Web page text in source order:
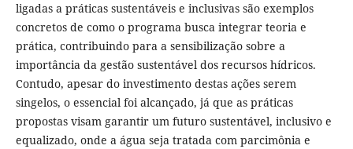
ligadas a práticas sustentáveis e inclusivas são exemplos
concretos de como o programa busca integrar teoria e
prática, contribuindo para a sensibilização sobre a
importância da gestão sustentável dos recursos hídricos.
Contudo, apesar do investimento destas ações serem
singelos, o essencial foi alcançado, já que as práticas
propostas visam garantir um futuro sustentável, inclusivo e
equalizado, onde a água seja tratada com parcimônia e